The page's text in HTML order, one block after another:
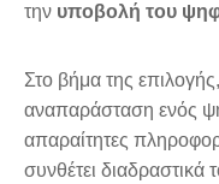
την υποβολή του
Στο βήμα της
αναπαράσταση ενός
απαραίτητες
συνθέτει διαδραστικά